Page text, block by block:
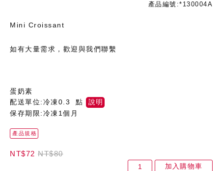
產品編號:*130004A
Mini Croissant
如有大量需求，歡迎與我們聯繫
蛋奶素
配送單位:冷凍0.3 點
說明
保存期限:冷凍1個月
產品規格
NT$72 NT$80
加入購物車